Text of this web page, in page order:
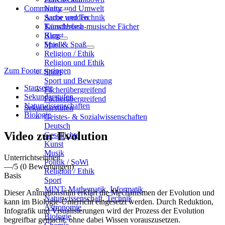
Natur und Umwelt
Sache und Technik
Künstlerisch-musische Fächer
Kunst
Musik
Religion / Ethik
Religion und Ethik
Sport
Sport und Bewegung
Fächerübergreifend
Fächerübergreifend
Sekundarstufen
Geistes- & Sozialwissenschaften
Deutsch
Geschichte
Kunst
Musik
Politik / SoWi
Religion / Ethik
Sport
MINT: Mathematik, Informatik,
Naturwissenschaft, Technik
Astronomie
Biologie
Community
Autor werden
Tauschbörse
Blog
Spiel & Spaß
Zum Footer springen
Startseite
Sekundarstufen
Naturwissenschaften
Biologie
Video zur Evolution
Unterrichtseinheit
—/5 (0 Bewertungen)
Basis
Dieser Animationsfilm erklärt die Mechanismen der Evolution und
kann im Biologie-Unterricht eingesetzt werden. Durch Reduktion,
Infografik und Visualisierungen wird der Prozess der Evolution
begreifbar gemacht, ohne dabei Wissen vorauszusetzen.